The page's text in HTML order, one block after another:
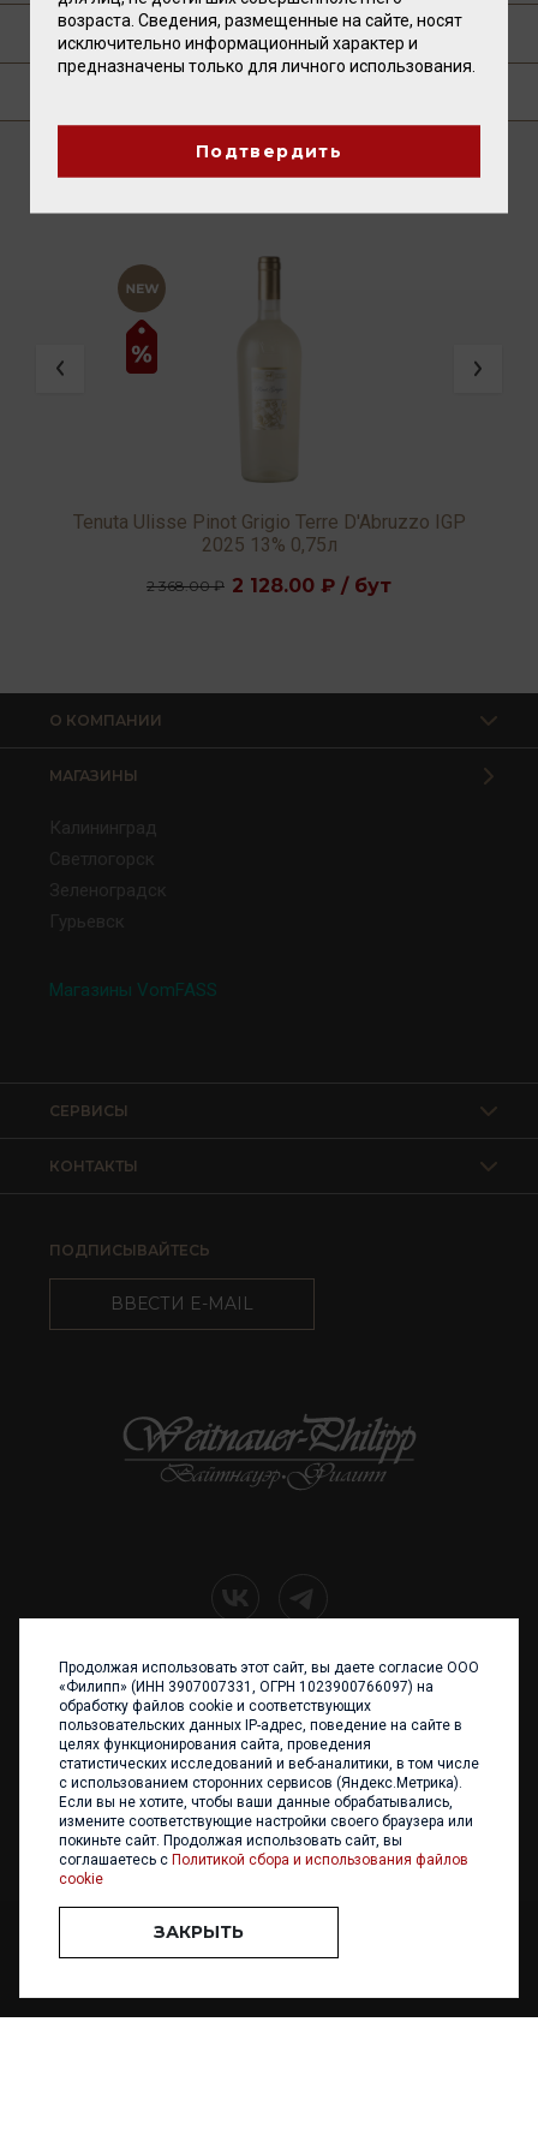
ПУБЛИКАЦИИ О ТОВАРЕ
Tenuta Ulisse Pinot Grigio Terre D'Abruzzo IGP
2025 13% 0,75л
2 368.00 ₽ 2 128.00 ₽ / бут
О КОМПАНИИ
МАГАЗИНЫ
Калининград
Светлогорск
Зеленоградск
Гурьевск
Магазины VomFASS
КОНТАКТЫ
СЕРВИСЫ
ПОДПИСЫВАЙТЕСЬ
ВВЕСТИ E-MAIL
+7 (4012) 960 898
236017 Калининград,
ул. Каштановая аллея, 47
Телефон: +7 4012 960 898,
+7 4012 960 856
Написать нам
ООО «ФИЛИПП» © 2013 - 2026. Все права защищены
Разработка и
возраста. Сведения, размещенные на сайте, носят
исключительно информационный характер и
предназначены только для личного использования.
Подтвердить
Продолжая использовать этот сайт, вы даете согласие ООО
«Филипп» (ИНН 3907007331, ОГРН 1023900766097) на
обработку файлов cookie и соответствующих
пользовательских данных IP-адрес, поведение на сайте в
целях функционирования сайта, проведения
статистических исследований и веб-аналитики, в том числе
с использованием сторонних сервисов (Яндекс.Метрика).
Если вы не хотите, чтобы ваши данные обрабатывались,
измените соответствующие настройки своего браузера или
покиньте сайт. Продолжая использовать сайт, вы
соглашаетесь с Политикой сбора и использования файлов
cookie
ЗАКРЫТЬ